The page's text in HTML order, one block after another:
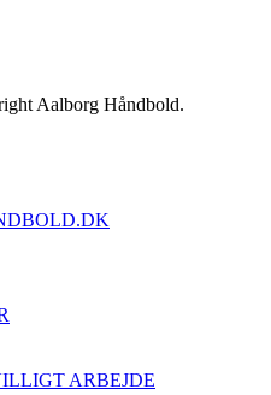
Aalborg Håndbold.
ARBEJDE